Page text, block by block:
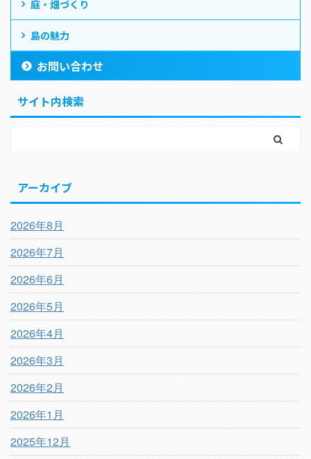
庭・畑づくり
島の魅力
お問い合わせ
サイト内検索
アーカイブ
2026年8月
2026年7月
2026年6月
2026年5月
2026年4月
2026年3月
2026年2月
2026年1月
2025年12月